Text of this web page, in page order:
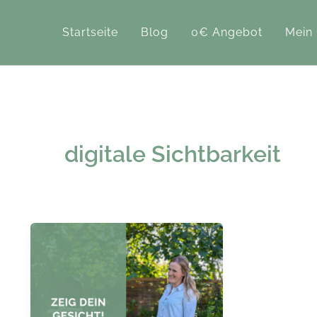
Startseite Blog 0€ Angebot Mein
digitale Sichtbarkeit